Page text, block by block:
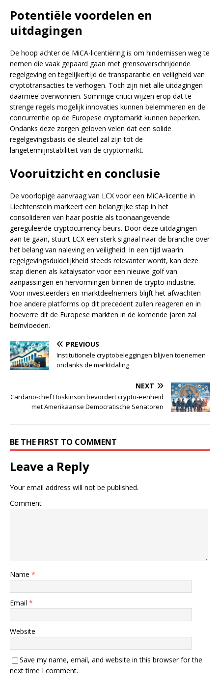
Potentiële voordelen en
uitdagingen
De hoop achter de MiCA-licentiëring is om hindernissen weg te
nemen die vaak gepaard gaan met grensoverschrijdende
regelgeving en tegelijkertijd de transparantie en veiligheid van
cryptotransacties te verhogen. Toch zijn niet alle uitdagingen
daarmee overwonnen. Sommige critici wijzen erop dat te
strenge regels mogelijk innovaties kunnen belemmeren en de
concurrentie op de Europese cryptomarkt kunnen beperken.
Ondanks deze zorgen geloven velen dat een solide
regelgevingsbasis de sleutel zal zijn tot de
langetermijnstabiliteit van de cryptomarkt.
Vooruitzicht en conclusie
De voorlopige aanvraag van LCX voor een MiCA-licentie in
Liechtenstein markeert een belangrijke stap in het
consolideren van haar positie als toonaangevende
gereguleerde cryptocurrency-beurs. Door deze uitdagingen
aan te gaan, stuurt LCX een sterk signaal naar de branche over
het belang van naleving en veiligheid. In een tijd waarin
regelgevingsduidelijkheid steeds relevanter wordt, kan deze
stap dienen als katalysator voor een nieuwe golf van
aanpassingen en hervormingen binnen de crypto-industrie.
Voor investeerders en marktdeelnemers blijft het afwachten
hoe andere platforms op dit precedent zullen reageren en in
hoeverre dit de Europese markten in de komende jaren zal
beïnvloeden.
PREVIOUS
Institutionele cryptobeleggingen blijven toenemen
ondanks de marktdaling
NEXT
Cardano-chef Hoskinson bevordert crypto-eenheid
met Amerikaanse Democratische Senatoren
BE THE FIRST TO COMMENT
Leave a Reply
Your email address will not be published.
Comment
Name *
Email *
Website
Save my name, email, and website in this browser for the
next time I comment.